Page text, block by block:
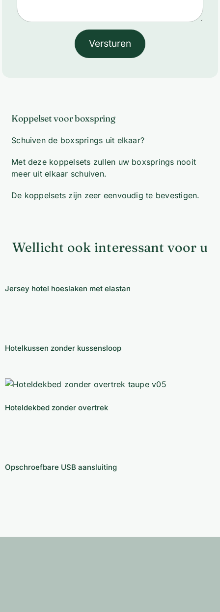
Versturen
Koppelset voor boxspring
Schuiven de boxsprings uit elkaar?
Met deze koppelsets zullen uw boxsprings nooit
meer uit elkaar schuiven.
De koppelsets zijn zeer eenvoudig te bevestigen.
Wellicht ook interessant voor u
Jersey hotel hoeslaken met elastan
Hotelkussen zonder kussensloop
Hoteldekbed zonder overtrek
Hoteldekbed zonder overtrek
Opschroefbare USB aansluiting